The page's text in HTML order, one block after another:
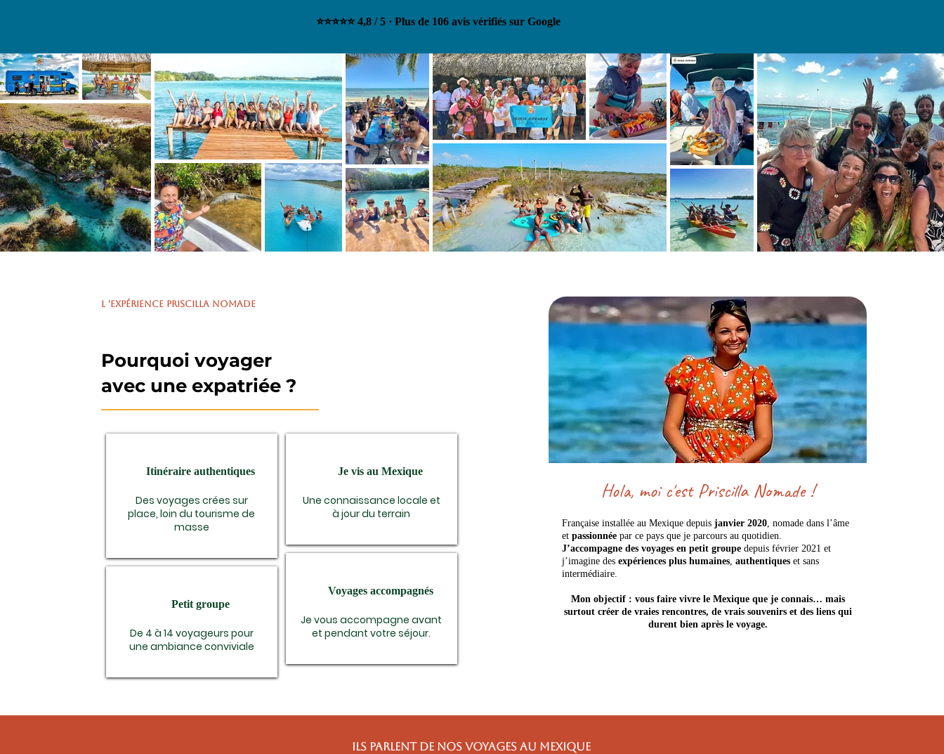
⭐⭐⭐⭐⭐4,8 / 5 · Plus de 106 avis vérifiés sur Google
L 'expérience priscilla nomade
Pourquoi voyager
avec une expatriée ?
Itinéraire authentiques
Des voyages crées sur
place, loin du tourisme de
masse
Petit groupe
De 4 à 14 voyageurs pour
une ambiance conviviale
Je vis au Mexique
Une connaissance locale et
à jour du terrain
Voyages accompagnés
Je vous accompagne avant
et pendant votre séjour.
Hola, moi c'est Priscilla Nomade !
Française installée au Mexique depuis janvier 2020, nomade dans l’âme
et passionnée par ce pays que je parcours au quotidien.
J’accompagne des voyages en petit groupe depuis février 2021 et
j’imagine des expériences plus humaines, authentiques et sans
intermédiaire.
Mon objectif : vous faire vivre le Mexique que je connais… mais
surtout créer de vraies rencontres, de vrais souvenirs et des liens qui
durent bien après le voyage.
Ils parlent de nos voyages au Mexique